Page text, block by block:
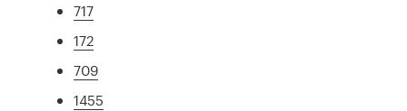
717
172
709
1455